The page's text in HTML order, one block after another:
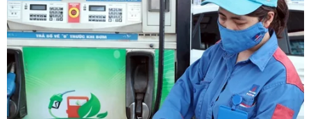
22/07/2026 22:56
Tỷ phú Bill Gates nhấn mạnh tầm
quan trọng của đầu tư vào con người
và công nghệ